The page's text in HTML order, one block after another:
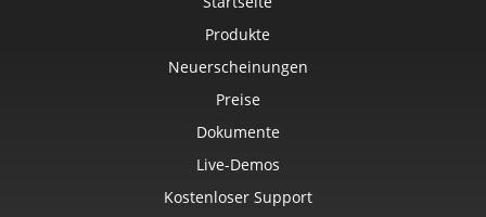
Produkte
Neuerscheinungen
Preise
Dokumente
Live-Demos
Kostenloser Support